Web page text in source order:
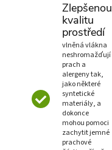
Zlepšenou
kvalitu
prostředí
vlněná vlákna
neshromažďují
prach a
alergeny tak,
jako některé
syntetické
materiály, a
dokonce
mohou pomoci
zachytit jemné
prachové